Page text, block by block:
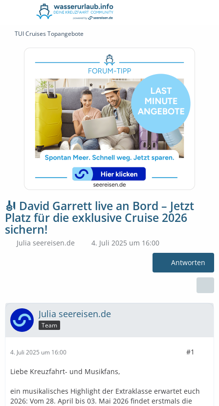
TUI Cruises Topangebote
🎻 David Garrett live an Bord – Jetzt
Platz für die exklusive Cruise 2026
sichern!
Julia seereisen.de 4. Juli 2025 um 16:00
Antworten
Julia seereisen.de
Team
4. Juli 2025 um 16:00 #1
Liebe Kreuzfahrt- und Musikfans,
ein musikalisches Highlight der Extraklasse erwartet euch
2026: Vom 28. April bis 03. Mai 2026 findet erstmals die